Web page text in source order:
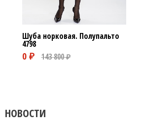
Шуба норковая. Полупальто
4798
НОВОСТИ